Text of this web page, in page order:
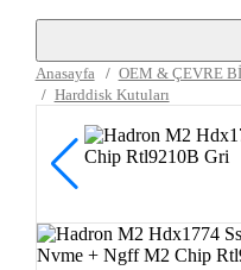
Anasayfa OEM & ÇEVRE
Harddisk Kutuları